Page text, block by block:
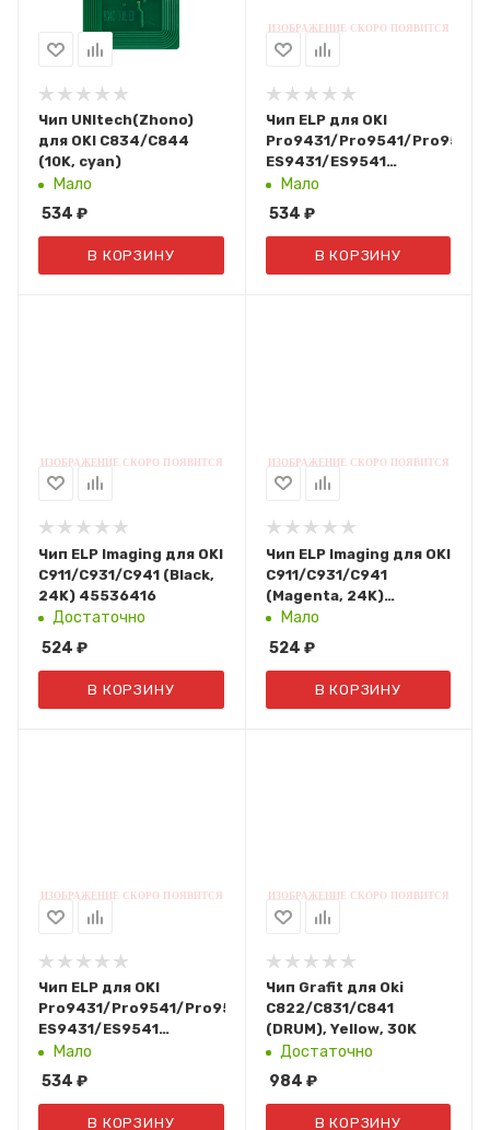
Чип UNItech(Zhono)
для OKI C834/C844
(10K, cyan)
Мало
534 ₽
В КОРЗИНУ
Чип ELP для OKI
Pro9431/Pro9541/Pro9542,
ES9431/ES9541
(45103720) DRUM
Magenta, 40K
Мало
534 ₽
В КОРЗИНУ
Чип ELP Imaging для OKI
C911/С931/С941 (Black,
24K) 45536416
Достаточно
524 ₽
В КОРЗИНУ
Чип ELP Imaging для OKI
C911/С931/С941
(Magenta, 24K)
45536414
Мало
524 ₽
В КОРЗИНУ
Чип ELP для OKI
Pro9431/Pro9541/Pro9542,
ES9431/ES9541
(45103719) DRUM
Yellow, 40K
Мало
534 ₽
В КОРЗИНУ
Чип Grafit для Oki
C822/C831/C841
(DRUM), Yellow, 30K
Достаточно
984 ₽
В КОРЗИНУ